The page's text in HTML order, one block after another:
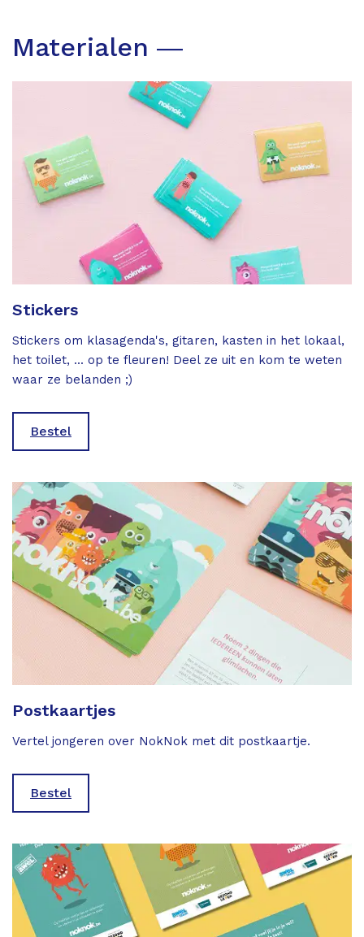
Materialen ―
Stickers
Stickers om klasagenda's, gitaren, kasten in het lokaal,
het toilet, ... op te fleuren! Deel ze uit en kom te weten
waar ze belanden ;)
Bestel
Postkaartjes
Vertel jongeren over NokNok met dit postkaartje.
Bestel